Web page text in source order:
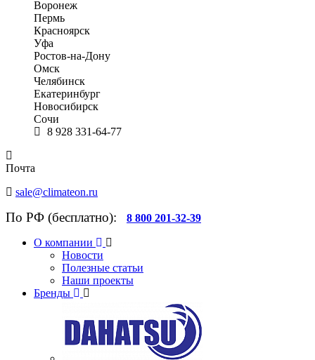
Воронеж
Пермь
Красноярск
Уфа
Ростов-на-Дону
Омск
Челябинск
Екатеринбург
Новосибирск
Сочи
8 928 331-64-77
Почта
sale@climateon.ru
По РФ (бесплатно): 8 800 201-32-39
О компании
Новости
Полезные статьи
Наши проекты
Бренды